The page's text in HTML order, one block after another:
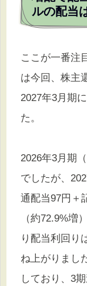
ルの配当
ここが一番注
は今回、株主
2027年3月期
た。
2026年3月期
でしたが、
通配当97円＋
（約72.9%増
り配当利回り
ね上がりまし
しており、3